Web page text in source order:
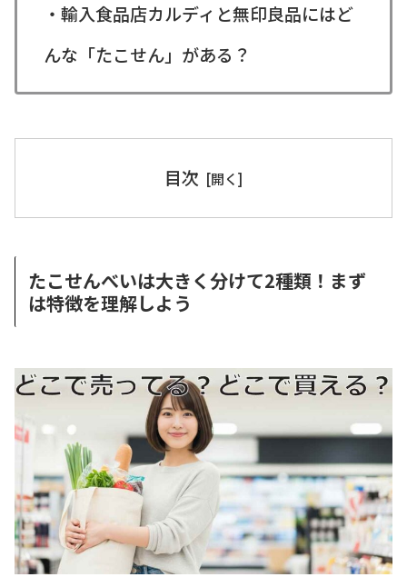
・輸入食品店カルディと無印良品にはど
んな「たこせん」がある？
目次
たこせんべいは大きく分けて2種類！まず
は特徴を理解しよう